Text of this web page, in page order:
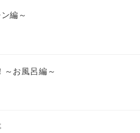
編～
～お風呂編～